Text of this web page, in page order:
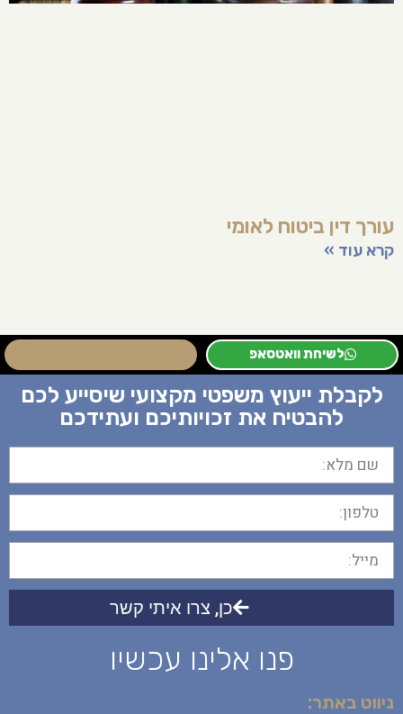
עורך דין ביטוח לאומי
קרא עוד »
לשיחת וואטסאפ
לקבלת ייעוץ משפטי מקצועי שיסייע לכם
להבטיח את זכויותיכם ועתידכם
כן, צרו איתי קשר
פנו אלינו עכשיו
ניווט באתר: